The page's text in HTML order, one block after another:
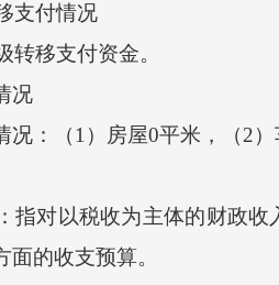
支付情况
移支付资金。
况
（1）房屋0平米，（2）
对以税收为主体的财政收
的收支预算。